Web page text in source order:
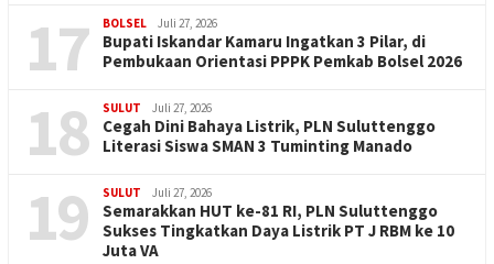
17 BOLSEL Juli 27, 2026
Bupati Iskandar Kamaru Ingatkan 3 Pilar, di
Pembukaan Orientasi PPPK Pemkab Bolsel 2026
18 SULUT Juli 27, 2026
Cegah Dini Bahaya Listrik, PLN Suluttenggo
Literasi Siswa SMAN 3 Tuminting Manado
19 SULUT Juli 27, 2026
Semarakkan HUT ke-81 RI, PLN Suluttenggo
Sukses Tingkatkan Daya Listrik PT J RBM ke 10
Juta VA